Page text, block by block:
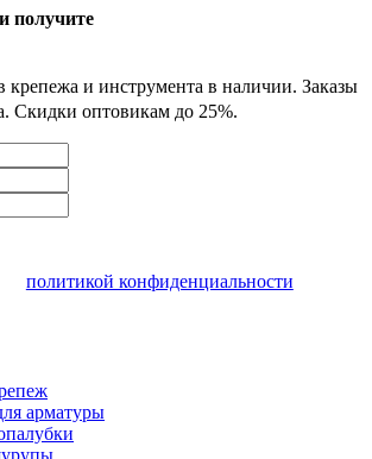
получите
крепежа и инструмента в наличии. Заказы
Скидки оптовикам до 25%.
политикой конфиденциальности
арматуры